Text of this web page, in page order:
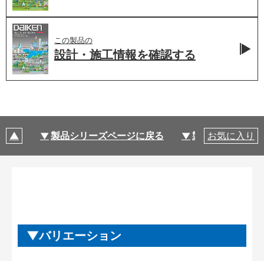
この製品の
設計・施工情報を確認する
製品シリーズページに戻る 製品仕様
お気に入り
バリエーション